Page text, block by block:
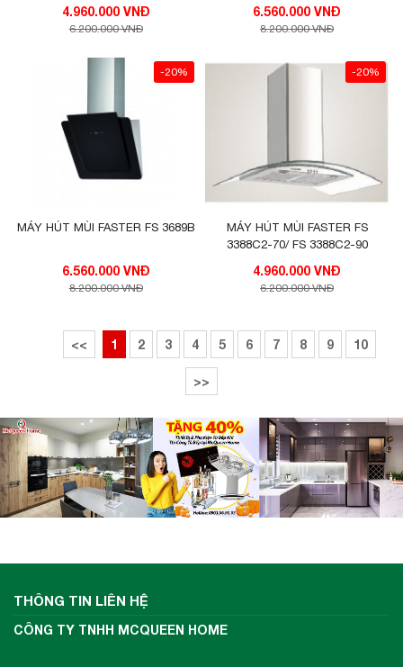
4.960.000 VNĐ
6.200.000 VNĐ
6.560.000 VNĐ
8.200.000 VNĐ
-20%
MÁY HÚT MÙI FASTER FS 3689B
6.560.000 VNĐ
8.200.000 VNĐ
-20%
MÁY HÚT MÙI FASTER FS
3388C2-70/ FS 3388C2-90
4.960.000 VNĐ
6.200.000 VNĐ
<< 1 2 3 4 5 6 7 8 9 10
>>
THÔNG TIN LIÊN HỆ
CÔNG TY TNHH MCQUEEN HOME